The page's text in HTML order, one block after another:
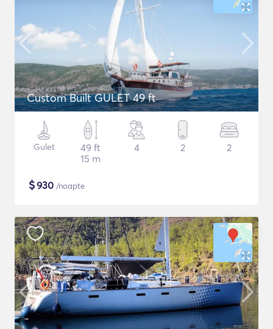
Custom Built GULET 49 ft
Gulet
49 ft
15 m
4 2 2
$930 /noapte